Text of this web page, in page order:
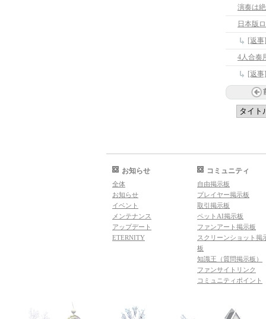
演奏は
日本版
[返
4人合奏
[返
お知らせ
全体
お知らせ
イベント
メンテナンス
アップデート
ETERNITY
コミュニティ
自由掲示板
プレイヤー掲示板
取引掲示板
ペットAI掲示板
ファンアート掲示板
スクリーンショット掲
板
知識王（質問掲示板）
ファンサイトリンク
コミュニティポイント